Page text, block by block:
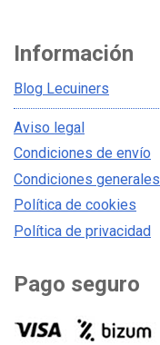
Información
Blog Lecuiners
Aviso legal
Condiciones de envío
Condiciones generales
Política de cookies
Política de privacidad
Pago seguro